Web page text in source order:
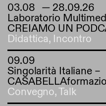
03.08 — 28.09.26
Laboratorio
CREIAMO UN
Didattica, Incontro
09.09
Singolarità Italiane –
Convegno,Talk